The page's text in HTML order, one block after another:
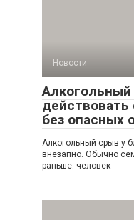
Новости
действовать
без опасных
Алкогольный срыв у
внезапно. Обычно
раньше: человек